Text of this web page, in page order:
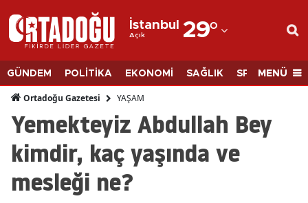
İstanbul
Açık 29°
Adana
Adıyaman
Afyonkarahisar
Ağrı
Amasya
GÜNDEM POLİTİKA EKONOMİ SAĞLIK SPORMENÜ
Ortadoğu Gazetesi YAŞAM
Yemekteyiz Abdullah Bey
kimdir, kaç yaşında ve
mesleği ne?